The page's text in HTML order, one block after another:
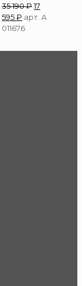
35 190₽17
595₽ арт. А
011676